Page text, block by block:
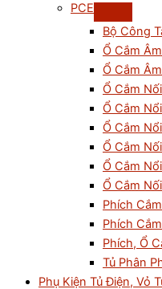
PCE
Bộ Công
Ổ Cắm
Ổ Cắm
Ổ Cắm
Ổ Cắm
Ổ Cắm
Ổ Cắm
Ổ Cắm
Ổ Cắm
Phích
Phích
Phích, Ổ
Tủ Phân
Phụ Kiện Tủ Điện, Vỏ